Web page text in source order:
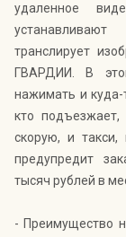
удаленное
устанавливают
транслирует
ГВАРДИИ. В
нажимать и куда-
кто подъезжает,
скорую, и
предупредит
тысяч рублей в
- Преимущество